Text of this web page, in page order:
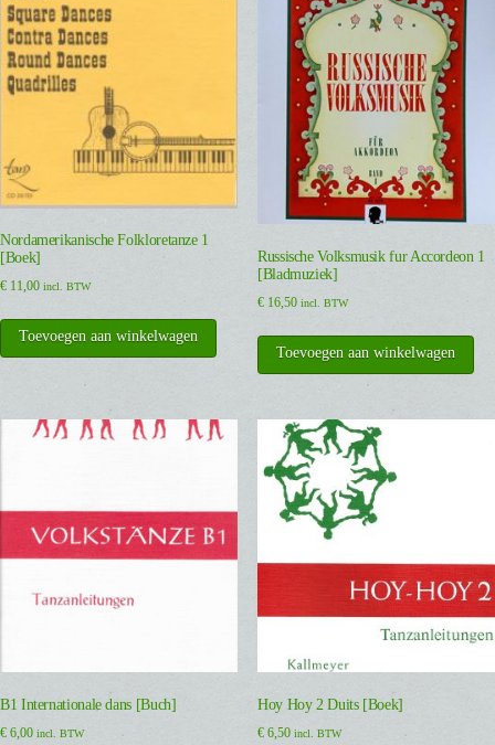
Nordamerikanische Folkloretanze 1
[Boek]
€ 11,00 incl. BTW
Toevoegen aan winkelwagen
Russische Volksmusik fur Accordeon 1
[Bladmuziek]
€16,50 incl. BTW
Toevoegen aan winkelwagen
B1 Internationale dans [Buch]
€ 6,00 incl. BTW
Hoy Hoy 2 Duits [Boek]
€6,50 incl. BTW